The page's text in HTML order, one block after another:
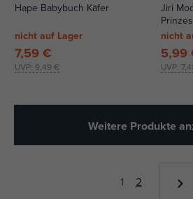
Hape Babybuch Käfer
nicht auf Lager
UVP: 9,49 €
7,59 €
Jiri
nicht
UVP:
5,99
Weitere Produkte
1 2